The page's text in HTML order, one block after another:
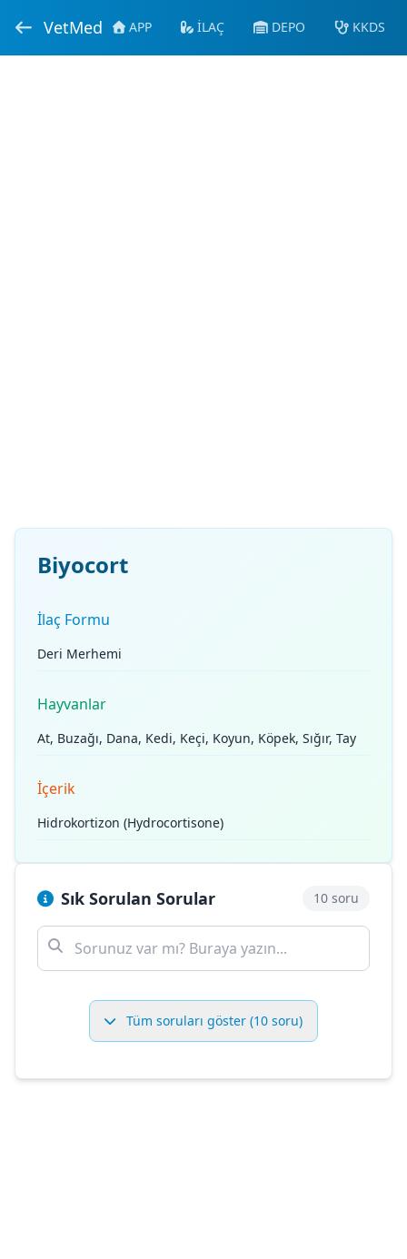
VetMed APP İLAÇ DEPO KKDS
Biyocort
İlaç Formu
Deri Merhemi
Hayvanlar
At, Buzağı, Dana, Kedi, Keçi, Koyun, Köpek, Sığır, Tay
İçerik
Hidrokortizon (Hydrocortisone)
Sık Sorulan Sorular 10 soru
Tüm soruları göster (10 soru)